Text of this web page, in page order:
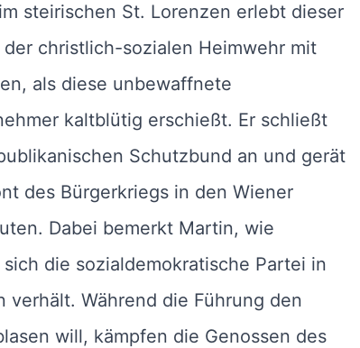
steirischen St. Lorenzen erlebt dieser
christlich-sozialen Heimwehr mit
als diese unbewaffnete
kaltblütig erschießt. Er schließt
Schutzbund an und gerät
des Bürgerkriegs in den Wiener
Dabei bemerkt Martin, wie
die sozialdemokratische Partei in
verhält. Während die Führung den
will, kämpfen die Genossen des